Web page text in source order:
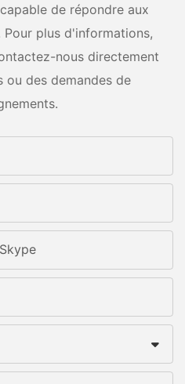
de répondre aux
plus d'informations,
nous directement
ou des demandes de